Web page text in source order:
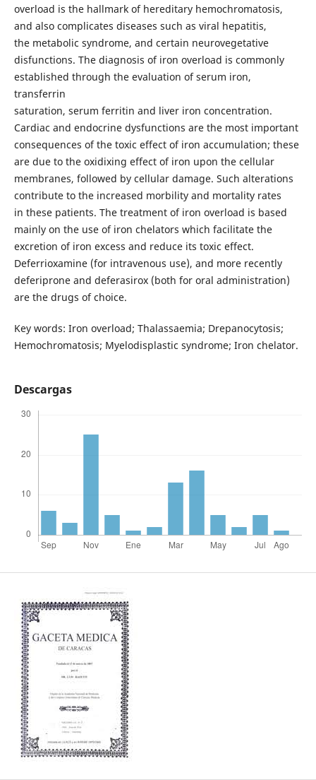
overload is the hallmark of hereditary hemochromatosis,
and also complicates diseases such as viral hepatitis,
the metabolic syndrome, and certain neurovegetative
disfunctions. The diagnosis of iron overload is commonly
established through the evaluation of serum iron,
transferrin
saturation, serum ferritin and liver iron concentration.
Cardiac and endocrine dysfunctions are the most important
consequences of the toxic effect of iron accumulation; these
are due to the oxidixing effect of iron upon the cellular
membranes, followed by cellular damage. Such alterations
contribute to the increased morbility and mortality rates
in these patients. The treatment of iron overload is based
mainly on the use of iron chelators which facilitate the
excretion of iron excess and reduce its toxic effect.
Deferrioxamine (for intravenous use), and more recently
deferiprone and deferasirox (both for oral administration)
are the drugs of choice.
Key words: Iron overload; Thalassaemia; Drepanocytosis;
Hemochromatosis; Myelodisplastic syndrome; Iron chelator.
Descargas